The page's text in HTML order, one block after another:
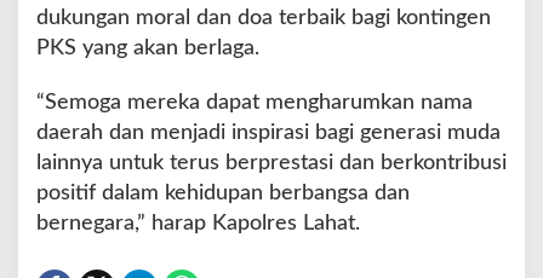
dukungan moral dan doa terbaik bagi kontingen
PKS yang akan berlaga.
“Semoga mereka dapat mengharumkan nama
daerah dan menjadi inspirasi bagi generasi muda
lainnya untuk terus berprestasi dan berkontribusi
positif dalam kehidupan berbangsa dan
bernegara,” harap Kapolres Lahat.